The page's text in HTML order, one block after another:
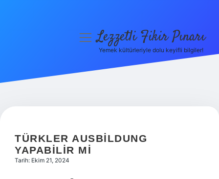
Hakkımızda
menüyüLezzetli Fikir Pınarı
Yemek kültürleriyle dolu keyifli bilgiler!
TÜRKLER AUSBILDUNG
YAPABILIR MI
Tarih: Ekim 21, 2024